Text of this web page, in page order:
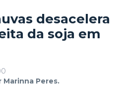
desacelera
da soja em
Marinna Peres.